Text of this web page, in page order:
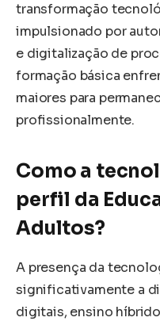
transformação
impulsionado por
e digitalização de
formação básica
maiores para
profissionalmente.
Como a
perfil da
Adultos?
A presença da
significativamente a
digitais, ensino